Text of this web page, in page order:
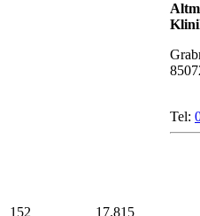
152 17.815
Tel: